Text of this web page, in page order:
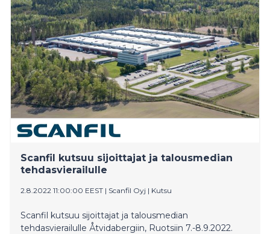
miljoonaa euroa. Hankinta laajentaa viherrakentamisen
liiketoimintamme kattavuutta pohjoismaisessa
markkinassa.
Scanfil kutsuu sijoittajat ja talousmedian
tehdasvierailulle
2.8.2022 11:00:00 EEST | Scanfil Oyj | Kutsu
Scanfil kutsuu sijoittajat ja talousmedian
tehdasvierailulle Åtvidabergiin, Ruotsiin 7.-8.9.2022.